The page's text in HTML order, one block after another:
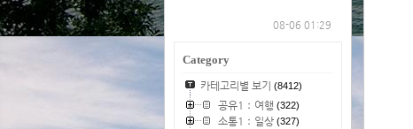
08-06 01:29
Category
카테고리별 보기 (8412)
공유1：여행 (322)
소통1：일상(327)